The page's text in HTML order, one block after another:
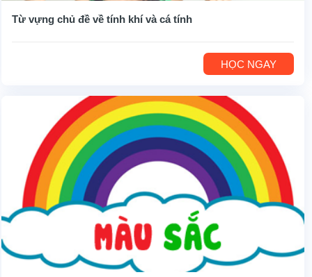
Từ vựng chủ đề về tính khí và cá tính
HỌC NGAY